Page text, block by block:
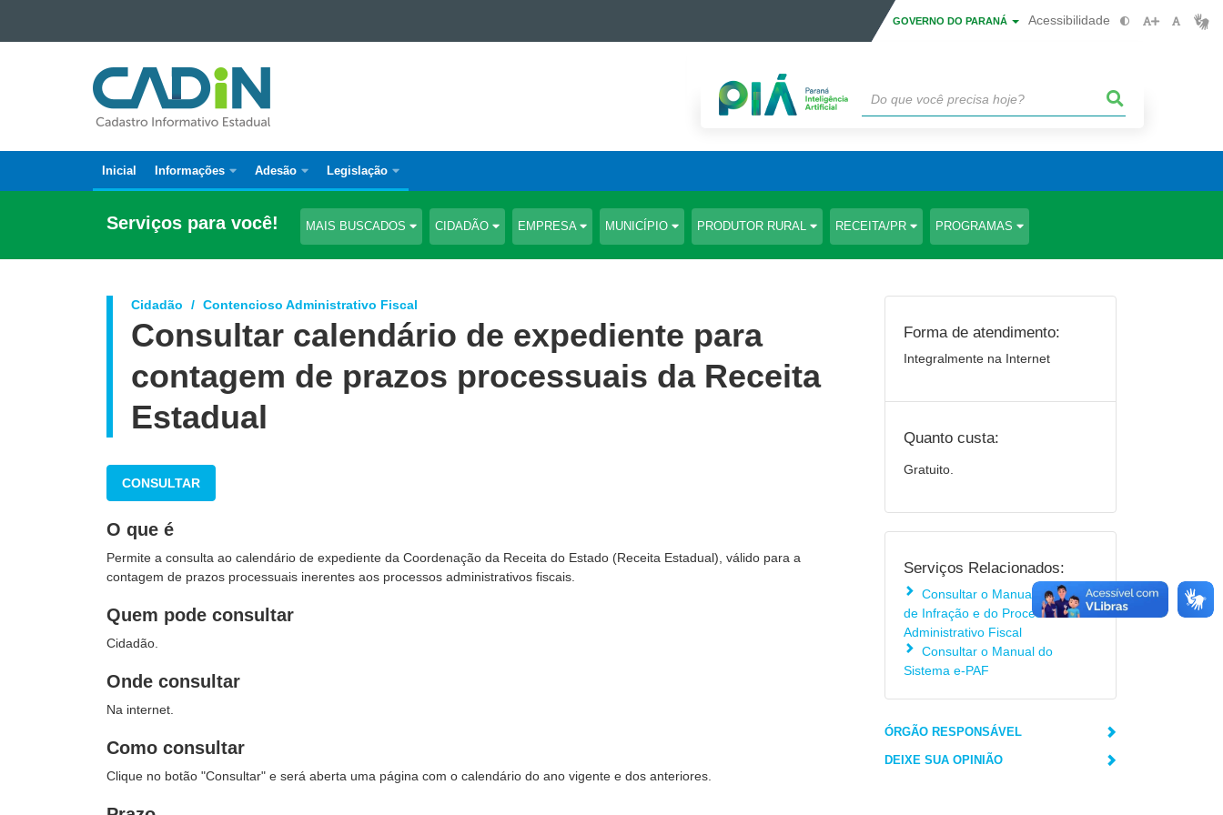
Ir para a navegação
Ir para a busca
GOVERNO DO PARANÁ Acessibilidade
CADASTRO
INFORMATIVO
ESTADUAL
Navegação
principal
Inicial Informações Adesão Legislação
Serviços para você! MAIS BUSCADOS CIDADÃO EMPRESA MUNICÍPIO PRODUTOR RURAL RECEITA/PR PROGRAMAS
LEGISLAÇÃO
Cidadão Contencioso Administrativo Fiscal
Consultar calendário de expediente para
contagem de prazos processuais da Receita
Estadual
CONSULTAR
O que é
Permite a consulta ao calendário de expediente da Coordenação da Receita do Estado (Receita Estadual), válido para a
contagem de prazos processuais inerentes aos processos administrativos fiscais.
Quem pode consultar
Cidadão.
Onde consultar
Na internet.
Como consultar
Clique no botão "Consultar" e será aberta uma página com o calendário do ano vigente e dos anteriores.
Forma de atendimento:
Integralmente na Internet
Quanto custa:
Gratuito.
Serviços Relacionados:
Consultar o Manual do Auto
de Infração e do Processo
Administrativo Fiscal
Consultar o Manual do
Sistema e-PAF
ÓRGÃO RESPONSÁVEL
DEIXE SUA OPINIÃO